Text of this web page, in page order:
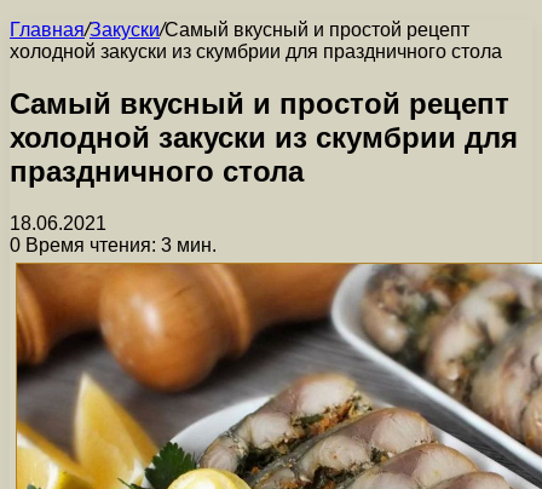
Главная/Закуски/Самый вкусный и простой рецепт
холодной закуски из скумбрии для праздничного стола
Самый вкусный и простой рецепт
холодной закуски из скумбрии для
праздничного стола
18.06.2021
0 Время чтения: 3 мин.